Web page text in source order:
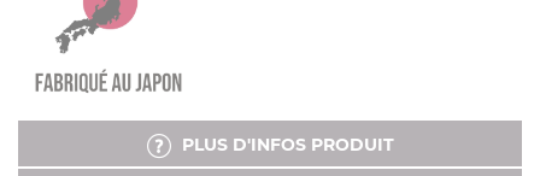
PLUS D'INFOS PRODUIT